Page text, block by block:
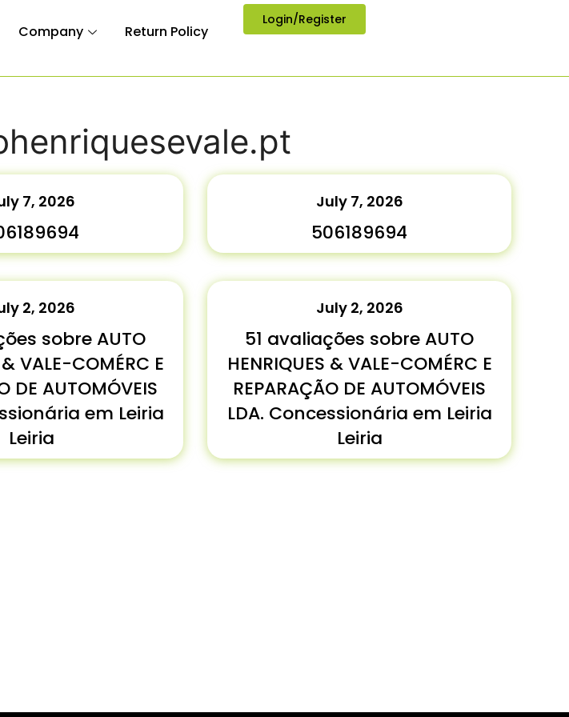
Company Return Policy
Login/Register
7, 2026 July 7, 2026
506189694
2, 2026
sobre AUTO
VALE-COMÉRC E
DE AUTOMÓVEIS
em Leiria
Leiria
July 2, 2026
51 avaliações sobre AUTO
HENRIQUES & VALE-COMÉRC E
REPARAÇÃO DE AUTOMÓVEIS
LDA. Concessionária em Leiria
Leiria